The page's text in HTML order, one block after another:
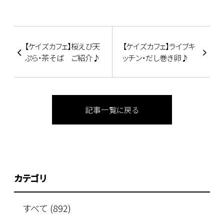
【ケイズカフェ】桜えび天
ぷら・茶そば ご紹介♪
【ケイズカフェ】ライブキ
ッチン・だし巻き卵♪
記事一覧に戻る
カテゴリ
すべて (892)